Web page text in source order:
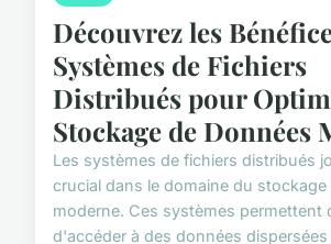
Découvrez les
Systèmes de Fichiers
Distribués pour
Stockage de Données
Les systèmes de fichiers distribués
crucial dans le domaine du stockage
moderne. Ces systèmes permettent
d'accéder à des données